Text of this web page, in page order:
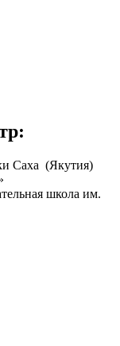
Саха (Якутия)
школа им.